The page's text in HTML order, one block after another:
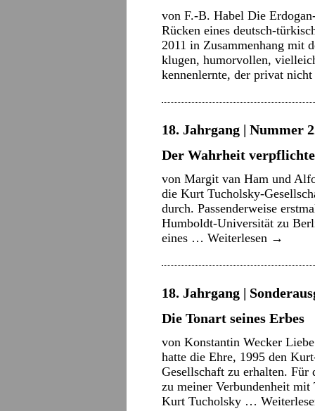
von F.-B. Habel Die
Rücken eines deutsch-
2011 in Zusammenhang mit
klugen, humorvollen,
kennenlernte, der privat
18. Jahrgang | Nummer
Der Wahrheit
von Margit van Ham und
die Kurt Tucholsky-
durch. Passenderweise
Humboldt-Universität zu
eines … Weiterlesen →
18. Jahrgang |
Die Tonart seines Erbes
von Konstantin Wecker
hatte die Ehre, 1995 den
Gesellschaft zu erhalten. Für
zu meiner Verbundenheit
Kurt Tucholsky …